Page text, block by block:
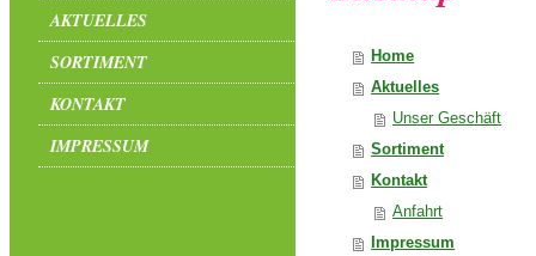
AKTUELLES
SORTIMENT
KONTAKT
IMPRESSUM
Home
Aktuelles
Unser Geschäft
Sortiment
Kontakt
Anfahrt
Impressum